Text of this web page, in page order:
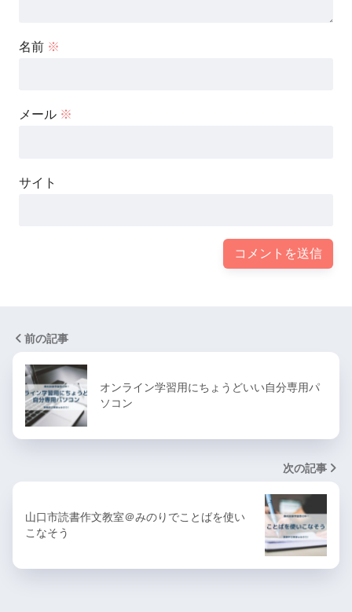
名前 ※
メール ※
サイト
前の記事
オンライン学習用にちょうどいい自分専用パ
ソコン
次の記事
山口市読書作文教室＠みのりでことばを使い
こなそう